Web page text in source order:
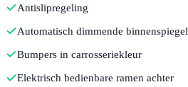
Antislipregeling
Automatisch dimmende binnenspiegel
Bumpers in carrosseriekleur
Elektrisch bedienbare ramen achter